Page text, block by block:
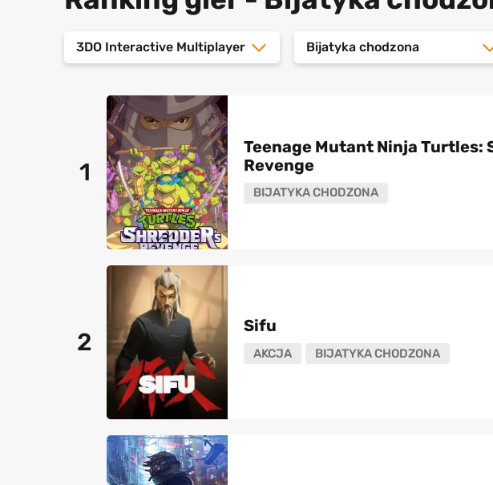
3DO Interactive Multiplayer Bijatyka chodzona
1
Teenage Mutant Ninja Turtles:
Revenge
BIJATYKA CHODZONA
2
Sifu
AKCJA BIJATYKA CHODZONA